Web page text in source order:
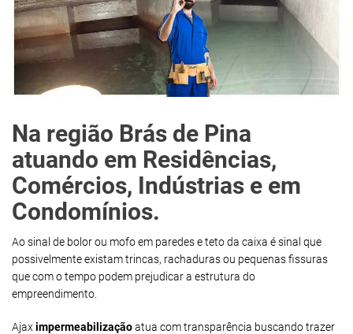
Na região Brás de Pina
atuando em Residências,
Comércios, Indústrias e em
Condomínios.
Ao sinal de bolor ou mofo em paredes e teto da caixa é sinal que
possivelmente existam trincas, rachaduras ou pequenas fissuras
que com o tempo podem prejudicar a estrutura do
empreendimento.
Ajaximpermeabilizaçãoatua com transparência buscando trazer